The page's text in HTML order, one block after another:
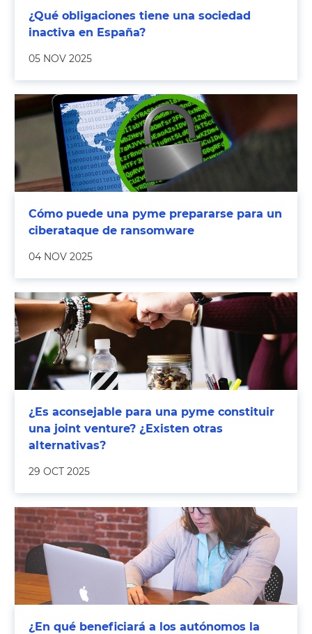
¿Qué obligaciones tiene una sociedad
inactiva en España?
05 NOV 2025
Cómo puede una pyme prepararse para un
ciberataque de ransomware
04 NOV 2025
¿Es aconsejable para una pyme constituir
una joint venture? ¿Existen otras
alternativas?
29 OCT 2025
¿En qué beneficiará a los autónomos la